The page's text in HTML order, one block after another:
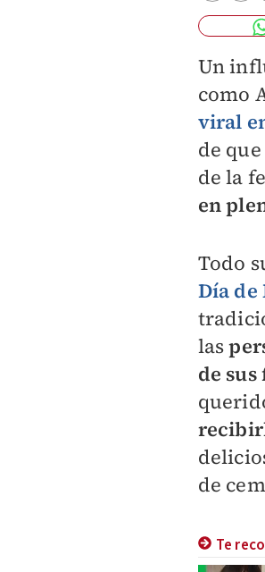
Un
como
viral
de que
de la
en
Todo
Día de
las
de
de
Te